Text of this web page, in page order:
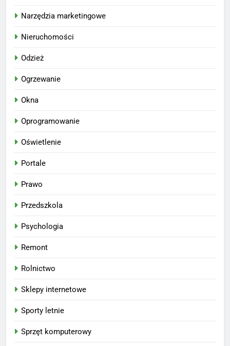
Narzędzia marketingowe
Nieruchomości
Odzież
Ogrzewanie
Okna
Oprogramowanie
Oświetlenie
Portale
Prawo
Przedszkola
Psychologia
Remont
Rolnictwo
Sklepy internetowe
Sporty letnie
Sprzęt komputerowy